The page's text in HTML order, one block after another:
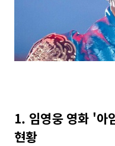
1. 임영웅 영화 '아
현황